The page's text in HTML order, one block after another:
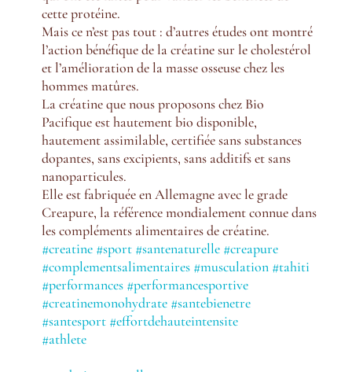
cetteprotéine.
Mais ce n’est pas tout : d’autres études ont montré
l’action bénéfique de la créatine sur le cholestérol
et l’amélioration de la masse osseuse chez les
hommes matûres.
La créatine que nous proposons chez Bio
Pacifique est hautement bio disponible,
hautement assimilable, certifiée sans substances
dopantes, sans excipients, sans additifs et sans
nanoparticules.
Elle est fabriquée en Allemagne avec le grade
Creapure, la référence mondialement connue dans
les compléments alimentaires de créatine.
#creatine #sport #santenaturelle #creapure
#complementsalimentaires #musculation #tahiti
#performances #performancesportive
#creatinemonohydrate #santebienetre
#santesport #effortdehauteintensite
#athlete